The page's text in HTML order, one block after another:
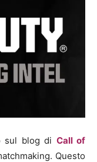
sul blog di Call of
Questo